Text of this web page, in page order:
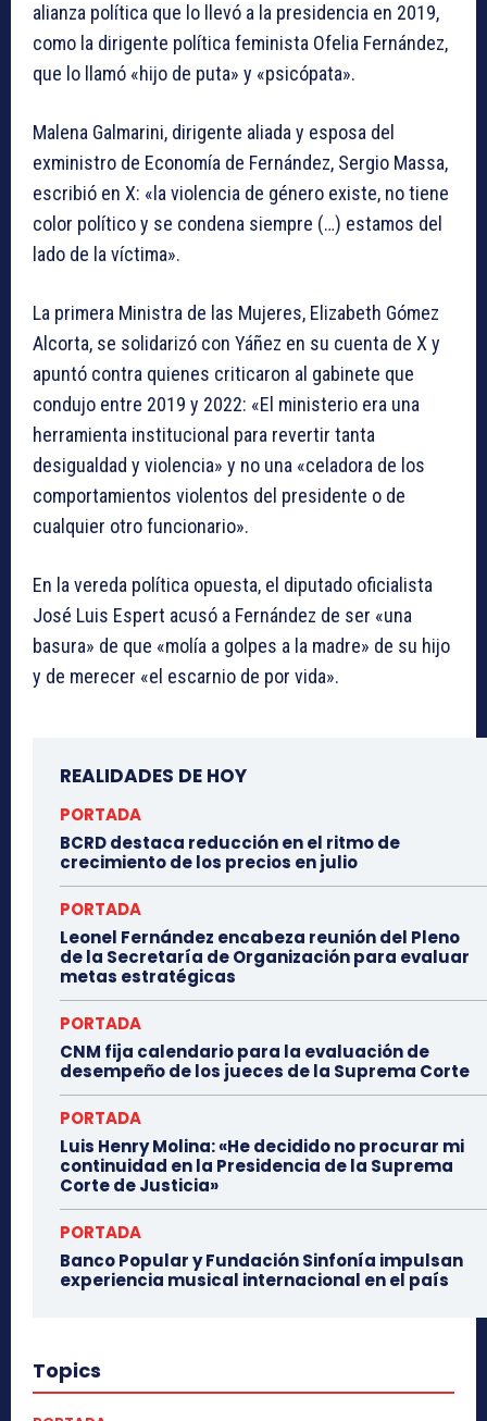
alianza política que lo llevó a la presidencia en 2019,
como la dirigente política feminista Ofelia Fernández,
que lo llamó «hijo de puta» y «psicópata».
Malena Galmarini, dirigente aliada y esposa del
exministro de Economía de Fernández, Sergio Massa,
escribió en X: «la violencia de género existe, no tiene
color político y se condena siempre (…) estamos del
lado de la víctima».
La primera Ministra de las Mujeres, Elizabeth Gómez
Alcorta, se solidarizó con Yáñez en su cuenta de X y
apuntó contra quienes criticaron al gabinete que
condujo entre 2019 y 2022: «El ministerio era una
herramienta institucional para revertir tanta
desigualdad y violencia» y no una «celadora de los
comportamientos violentos del presidente o de
cualquier otro funcionario».
En la vereda política opuesta, el diputado oficialista
José Luis Espert acusó a Fernández de ser «una
basura» de que «molía a golpes a la madre» de su hijo
y de merecer «el escarnio de por vida».
REALIDADES DE HOY
PORTADA
BCRD destaca reducción en el ritmo de
crecimiento de los precios en julio
PORTADA
Leonel Fernández encabeza reunión del Pleno
de la Secretaría de Organización para evaluar
metas estratégicas
PORTADA
CNM fija calendario para la evaluación de
desempeño de los jueces de la Suprema Corte
PORTADA
Luis Henry Molina: «He decidido no procurar mi
continuidad en la Presidencia de la Suprema
Corte de Justicia»
PORTADA
Banco Popular y Fundación Sinfonía impulsan
experiencia musical internacional en el país
Topics